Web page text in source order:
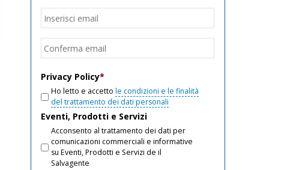
Email
Privacy Policy*
Ho letto e accetto le condizioni e le finalità
del trattamento dei dati personali
Eventi, Prodotti e Servizi
Acconsento al trattamento dei dati per
comunicazioni commerciali e informative
su Eventi, Prodotti e Servizi de il
Salvagente